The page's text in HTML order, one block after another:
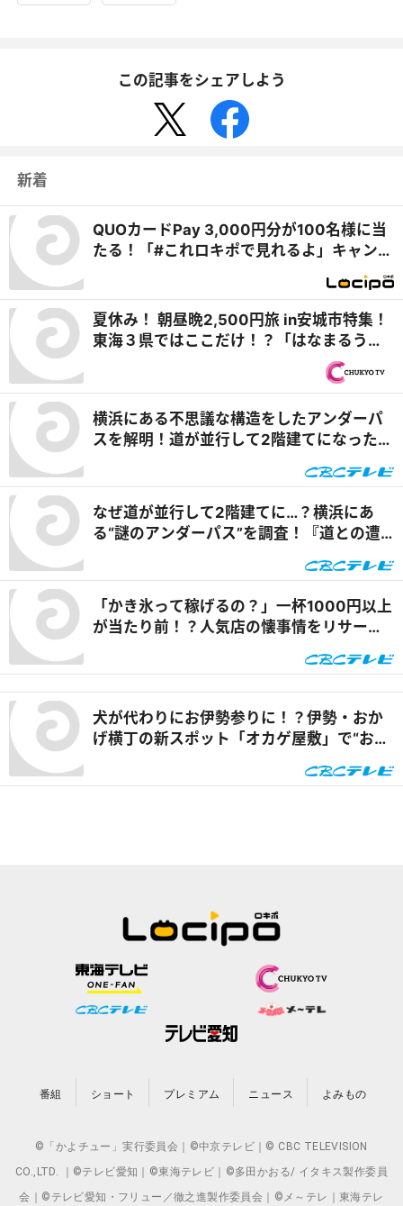
この記事をシェアしよう
新着
QUOカードPay 3,000円分が100名様に当
たる！「#これロキポで見れるよ」キャンペ
夏休み！ 朝昼晩2,500円旅 in安城市特集！
東海３県ではここだけ！？「はなまるうど
ん×吉野家 安城横山店」牛丼とうどんの最
強コラボで可能性は無限大！＆「福来源」
目！ 『PS純金（ゴールド）』
横浜にある不思議な構造をしたアンダーパ
スを解明！道が並行して2階建てになったワ
なぜ道が並行して2階建てに…？横浜にあ
る“謎のアンダーパス”を調査！『道との遭
「かき氷って稼げるの？」一杯1000円以上
が当たり前！？人気店の懐事情をリサーチ
犬が代わりにお伊勢参りに！？伊勢・おか
げ横丁の新スポット「オカゲ屋敷」で“おか
番組 ショート プレミアム ニュース よみもの
©「かよチュー」実行委員会｜©中京テレビ｜© CBC TELEVISION
CO.,LTD. ｜©テレビ愛知｜©東海テレビ｜©多田かおる/ イタキス製作委員
会｜©テレビ愛知・フリュー／徹之進製作委員会｜©メ～テレ｜東海テレ